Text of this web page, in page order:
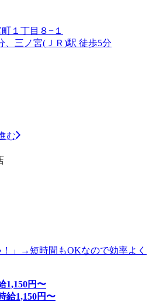
１丁目８−１
、三ノ宮(ＪＲ)駅 徒歩5分
む
！」→短時間もOKなので効率よく
1,150円〜
給1,150円〜